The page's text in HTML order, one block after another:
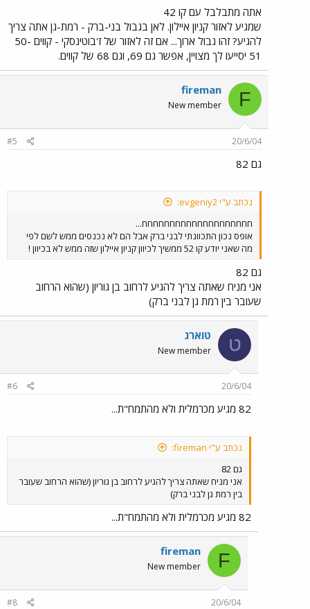
אתה מתבלבל עם קו 42
שמגיע לאזור קניון איילון. לאן בגבול בני-ברק - רמת-גן אתה צריך
להגיע? זהו גבול ארוך... אם זה לאזור של ז'בוטינסקי - קווים 50-
51 יסייעו לך מצויין, אפשר גם 69, וגם 68 של קווים.
F
fireman
New member
20/6/04
#5
גם 82
נכתב ע"י evgeniy2:
חחחחחחחחחחחחחחחחחחחח...
אופס נכון התכוונתי לבני ברק אבל הם לא נכנסים ממש לשם לפי
מה שאני יודע קו 52 ממשיך לכיוון קניון איילון שזה ממש לא בכיוון !
גם 82
אני מניח שאתה צריך להגיע לרחוב בן גוריון (שהוא הרחוב
שעובר בין רמת גן לבני ברק)
ט טוארג
New member
20/6/04
#6
82 מגיע מכרמלית ולא מהתמח"ת...
נכתב ע"י fireman:
גם 82
אני מניח שאתה צריך להגיע לרחוב בן גוריון (שהוא הרחוב שעובר
בין רמת גן לבני ברק)
82 מגיע מכרמלית ולא מהתמח"ת...
F
fireman
New member
20/6/04
#8